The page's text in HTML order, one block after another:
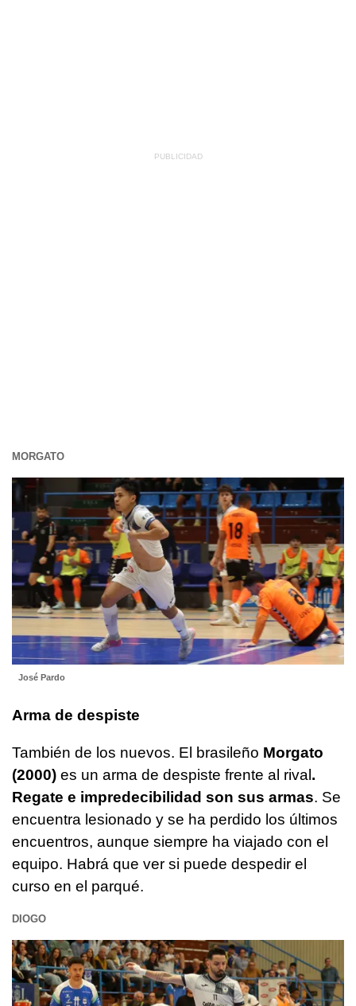
MORGATO
José Pardo
Arma de despiste
También de los nuevos. El brasileño Morgato
(2000) es un arma de despiste frente al rival.
Regate e impredecibilidad son sus armas. Se
encuentra lesionado y se ha perdido los últimos
encuentros, aunque siempre ha viajado con el
equipo. Habrá que ver si puede despedir el
curso en el parqué.
DIOGO